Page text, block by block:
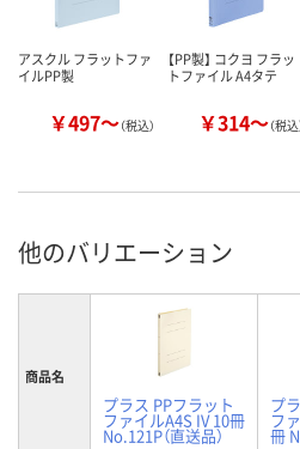
アスクル フラットファ
イルPP製
￥497～（税込）
【PP製】 コクヨ フラッ
トファイル A4タテ
￥314～（税込
他のバリエーション
商品名
プラス PPフラット
ファイルA4S IV 10冊
No.121P（直送品）
プ
フ
冊